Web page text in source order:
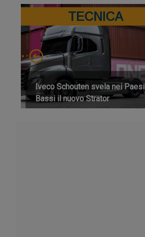
TECNICA
Iveco Schouten svela nei Paesi
Bassi il nuovo Strator